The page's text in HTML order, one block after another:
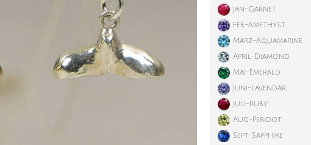
Jan-Garnet
Feb-Amethyst
März-Aquamarine
April-Diamond
Mai-Emerald
Juni-Lavendar
Juli-Ruby
Aug-Peridot
Sept-Sapphire